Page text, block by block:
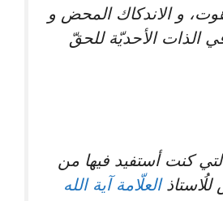
و الاندكاك المحض و
الذات الأحديّة للحقّ
كنت أستفيد فيها من
للُاستاذالعلّامة آية الله